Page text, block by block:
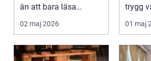
än att bara läsa
kontrakte...
02 maj 2026
trygg
möj...
01 maj